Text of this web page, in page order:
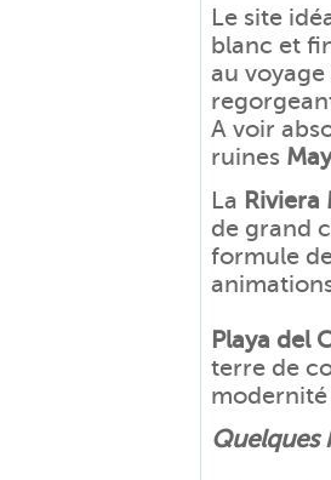
Le site
blanc et
au
A voir
ruines
La Riviera
de grand
formule
Playa del
terre de
Quelques